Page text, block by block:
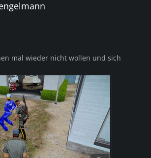
mal wieder nicht wollen und sich